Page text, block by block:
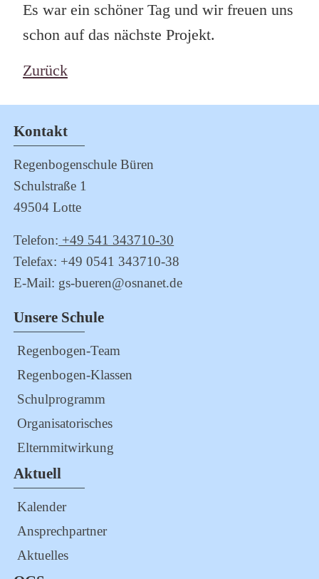
Es war ein schöner Tag und wir freuen uns
schon auf das nächste Projekt.
Zurück
Kontakt
Regenbogenschule Büren
Schulstraße 1
49504 Lotte
Telefon: +49 541 343710-30
Telefax: +49 0541 343710-38
E-Mail: gs-bueren@osnanet.de
Unsere Schule
Regenbogen-Team
Regenbogen-Klassen
Schulprogramm
Organisatorisches
Elternmitwirkung
Aktuell
Kalender
Ansprechpartner
Aktuelles